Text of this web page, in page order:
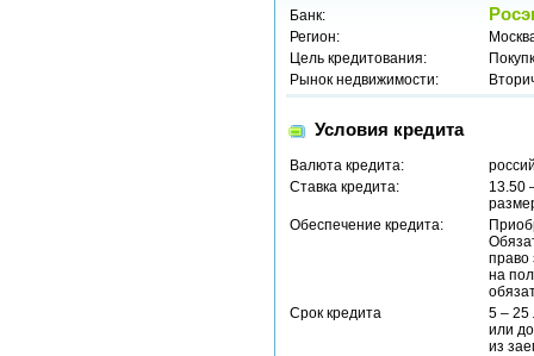
Банк:
Регион:
Цель кредитования:
Рынок недвижимости:
Условия кредита
Валюта кредита:
Ставка кредита:
13.50
Обеспечение кредита:
право
на
Срок кредита
5 – 25
или
из